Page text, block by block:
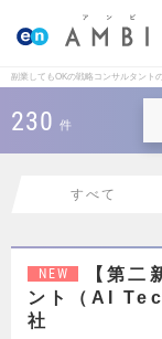
副業してもOKの戦略コンサルタント
230 件
すべて
NEW
【第二
ント（AI
社